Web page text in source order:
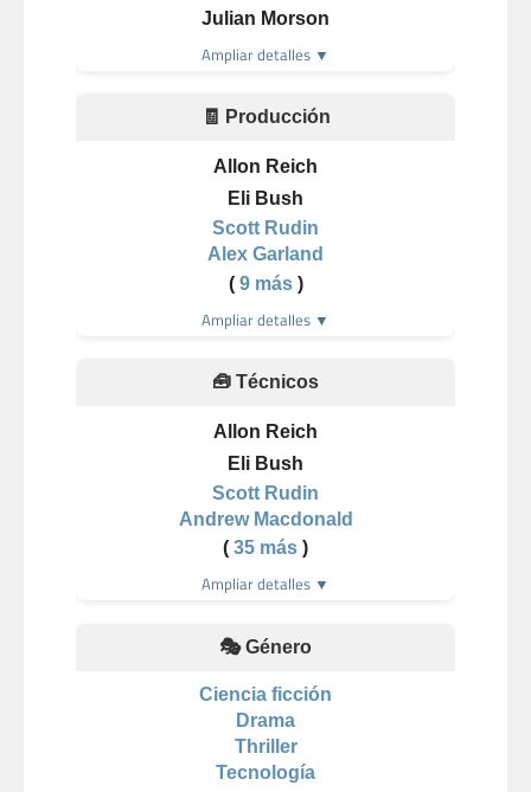
Julian Morson
Ampliar detalles ▼
🧾 Producción
Allon Reich
Eli Bush
Scott Rudin
Alex Garland
( 9 más)
Ampliar detalles ▼
🧰 Técnicos
Allon Reich
Eli Bush
Scott Rudin
Andrew Macdonald
( 35 más )
Ampliar detalles ▼
🎭 Género
Ciencia ficción
Drama
Thriller
Tecnología